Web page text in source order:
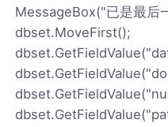
MessageBox("已是最后
dbset.MoveFirst();